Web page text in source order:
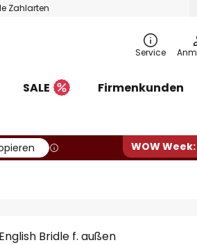
Zahlarten
Service
SALE Firmenkunden
WOW Week:
Bridle f. außen